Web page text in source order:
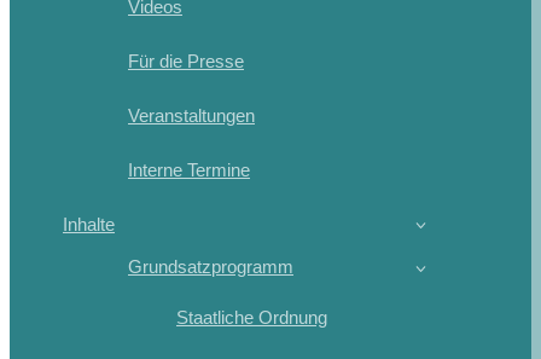
Videos
Für die Presse
Veranstaltungen
Interne Termine
Inhalte
Grundsatzprogramm
Staatliche Ordnung